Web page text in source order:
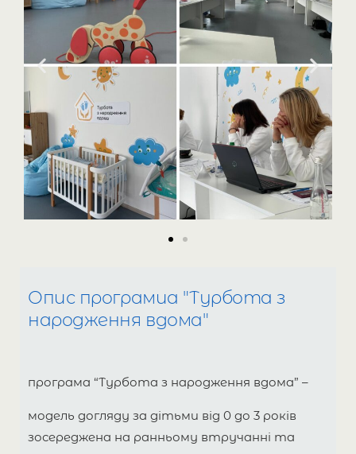
регіони України. Сьогодні наша модель
працює по всій країні, покращуючи життя
родин.
Опис програмиа "Турбота з
народження вдома"
програма “Турбота з народження вдома” –
модель догляду за дітьми від 0 до 3 років
зосереджена на ранньому втручанні та